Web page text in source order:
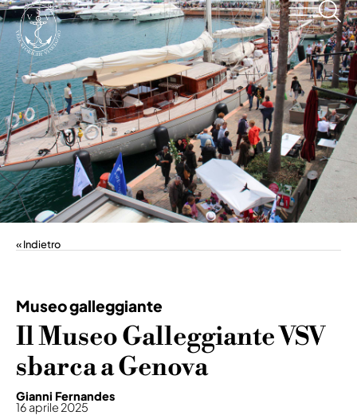
« Indietro
Museo galleggiante
Il Museo Galleggiante VSV
sbarca a Genova
Gianni Fernandes
16 aprile 2025